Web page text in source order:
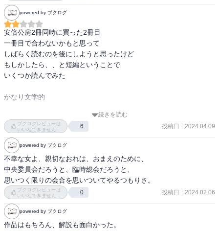
powered by ブクログ
安倍公房2冊同時に買った2冊目
一冊目で合わないかもと思って
しばらく読むのを後にしようと思ったけど
もしかしたら、、と短編ということで
いくつか読んでみた
かなり文学的
発想力がすごい
短編だから、なんとか食い下がった感。
同じものを見てても
同じものを見てないような感覚なんじゃないだろうか
興味深く感じるけど
私には、今の私には理解できないところが多かった
SFでもなく
小説でもなく
続きを読む
ブクログレビューは
いいねできません
6 投稿日 : 2024.04.09
powered by ブクログ
不幸な女よ、親切なおれは、おまえのために、
中央委員会だろうと、臨時総会だろうと、
思いつく限りの会合を思いついてやるつもりさ。
ブクログレビューは
いいねできません
0 投稿日 : 2024.02.06
powered by ブクログ
作品はもちろん、解説も面白かった。